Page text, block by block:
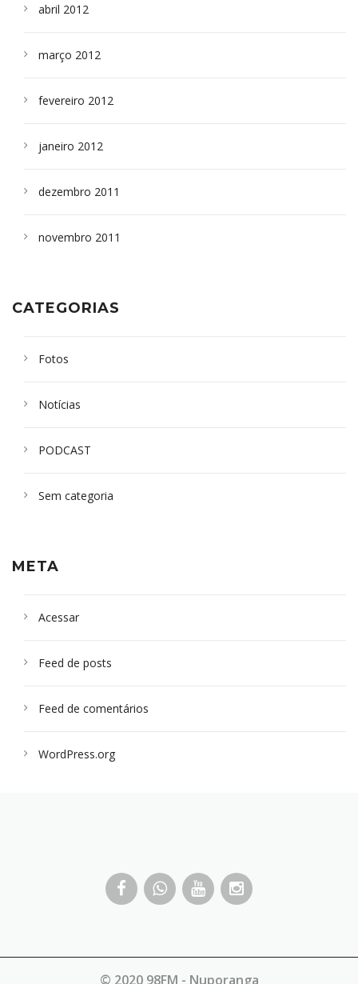
abril 2012
março 2012
fevereiro 2012
janeiro 2012
dezembro 2011
novembro 2011
CATEGORIAS
Fotos
Notícias
PODCAST
Sem categoria
META
Acessar
Feed de posts
Feed de comentários
WordPress.org
© 2020 98FM - Nuporanga